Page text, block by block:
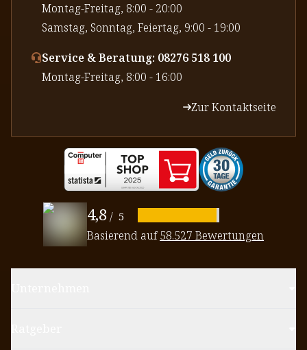
⁠Montag-Freitag, 8:00 - 20:00
⁠Samstag, Sonntag, Feiertag, 9:00 - 19:00
Service & Beratung: 08276 518 100
⁠Montag-Freitag, 8:00 - 16:00
Zur Kontaktseite
4,8/ 5
Basierend auf58.527 Bewertungen